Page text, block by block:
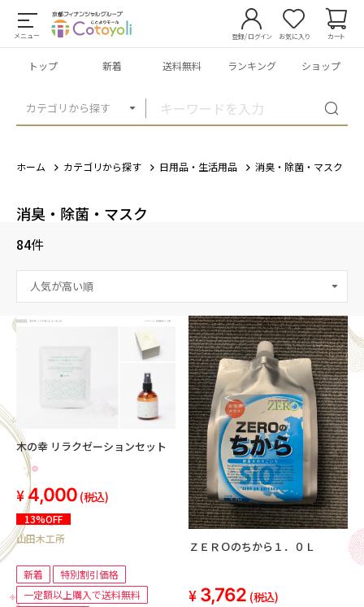
メニュー
カテゴリから探す
登録/ログイン お気に入り カート
トップ 新着 送料無料 ランキング ショップ
ホーム カテゴリから探す 日用品・生活用品 消臭・除菌・マスク
消臭・除菌・マスク
84件
木の幸 リラクゼーションセット
4,000 (税込)
13%OFF
山田木工所
新着
特別割引価格
一定額以上購入で送料無料
ＺＥＲＯのちから１．０Ｌ
3,762 (税込)